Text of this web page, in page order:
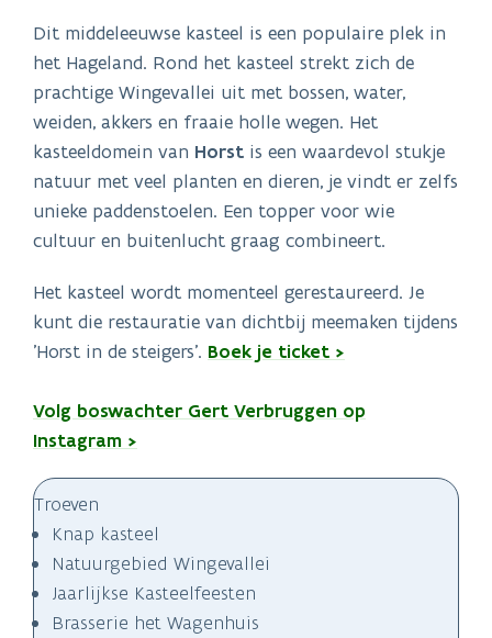
Dit middeleeuwse kasteel is een populaire plek in
het Hageland. Rond het kasteel strekt zich de
prachtige Wingevallei uit met bossen, water,
weiden, akkers en fraaie holle wegen. Het
kasteeldomein van Horst is een waardevol stukje
natuur met veel planten en dieren, je vindt er zelfs
unieke paddenstoelen. Een topper voor wie
cultuur en buitenlucht graag combineert.
Het kasteel wordt momenteel gerestaureerd. Je
kunt die restauratie van dichtbij meemaken tijdens
'Horst in de steigers'. Boek je ticket >
Volg boswachter Gert Verbruggen op
Instagram >
Troeven
Knap kasteel
Natuurgebied Wingevallei
Jaarlijkse Kasteelfeesten
Brasserie het Wagenhuis